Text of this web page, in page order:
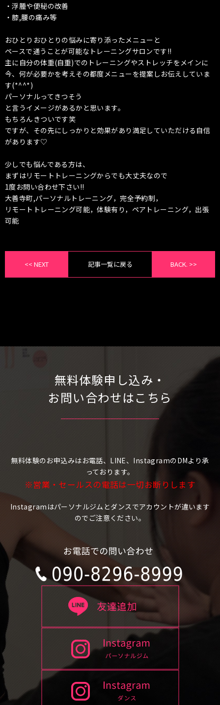
・浮腫や便秘の改善
・膝,腰の痛み等
おひとりおひとりの悩みに寄り添ったメニューと
ペースで通うことが可能なトレーニングサロンです!!
主に自分の体重(自重)でのトレーニングやストレッチをメインに
今、何が必要かを考えその都度メニューを提案しお伝えしていま
す(*^^*)
パーソナルってきつそう
と言うイメージがあるかと思います。
もちろんきついです笑
ですが、その先にしっかりと効果があり満足していただける自信
があります♡
少しでも悩んである方は、
まずはリモートトレーニングからでも大丈夫なので
1度お問い合わせ下さい!!
大善寺町,パーソナルトレーニング，完全予約制，
リモートトレーニング可能，体験有り，ペアトレーニング，出張
可能
<< NEXT 記事一覧に戻る BACK. >>
無料体験申し込み・
お問い合わせはこちら
無料体験のお申込みはお電話、LINE、InstagramのDMより承
っております。
※営業・セールスの電話は一切お断りします
Instagramはパーソナルジムとダンスでアカウントが違います
のでご注意ください。